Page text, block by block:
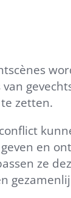
zetten.
en
ze